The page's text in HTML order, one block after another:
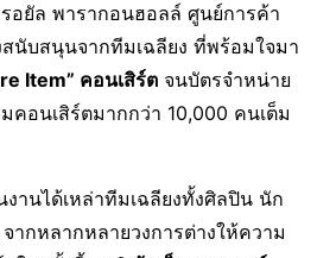
อยัล พารากอนฮอลล์ ศูนย์การค้า
นับสนุนจากทีมเฉลียง ที่พร้อมใจมา
Item” คอนเสิร์ต จนบัตรจำหน่าย
อนเสิร์ตมากกว่า 10,000 คนเต็ม
ได้เหล่าทีมเฉลียงทั้งศิลปิน นัก
ากหลากหลายวงการต่างให้ความ